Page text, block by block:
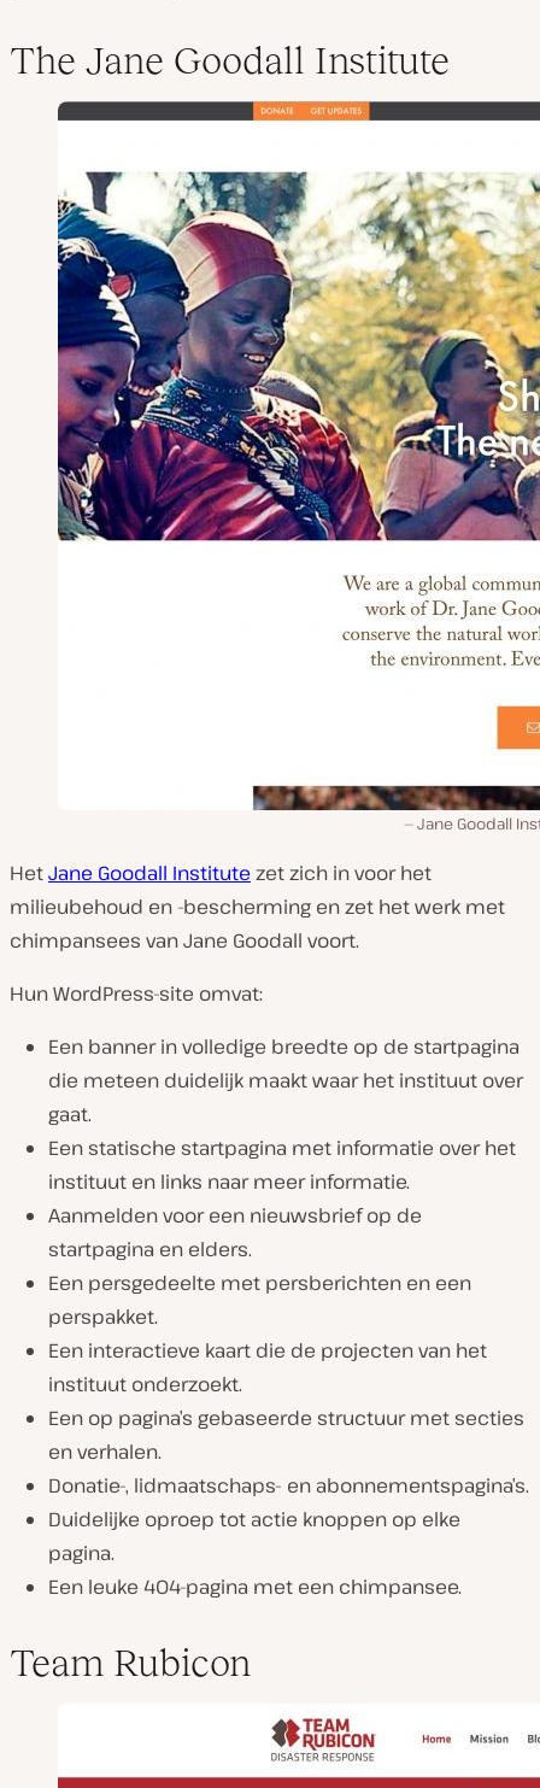
The Jane Goodall Institute
Jane Goodall
HetJane Goodall Institute zet zich in voor het
milieubehoud en -bescherming en zet het werk met
chimpansees van Jane Goodall voort.
Hun WordPress-site omvat:
Een banner in volledige breedte op de startpagina
die meteen duidelijk maakt waar het instituut over
gaat.
Een statische startpagina met informatie over het
instituut en links naar meer informatie.
Aanmelden voor een nieuwsbrief op de
startpagina en elders.
Een persgedeelte met persberichten en een
perspakket.
Een interactieve kaart die de projecten van het
instituut onderzoekt.
Een op pagina’s gebaseerde structuur met secties
en verhalen.
Donatie-, lidmaatschaps- en abonnementspagina’s.
Duidelijke oproep tot actie knoppen op elke
pagina.
Een leuke 404-pagina met een chimpansee.
Team Rubicon